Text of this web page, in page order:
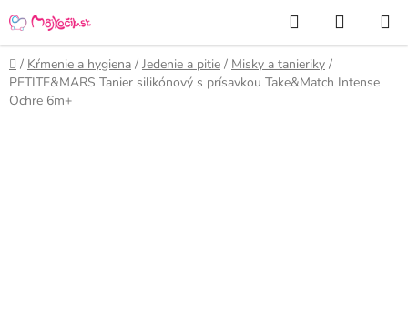
na
obsah
Hľadať
KOŠÍK
Domov
/ Kŕmenie a hygiena / Jedenie a pitie / Misky a tanieriky /
PETITE&MARS Tanier silikónový s prísavkou Take&Match Intense
Ochre 6m+